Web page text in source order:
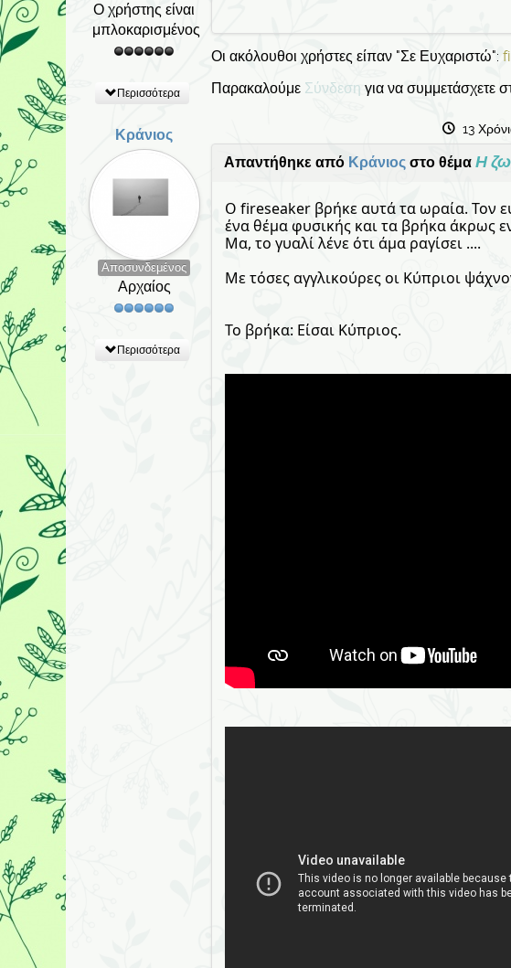
Ο χρήστης είναι
μπλοκαρισμένος
Περισσότερα
Οι ακόλουθοι χρήστες είπαν "Σε Ευχαριστώ":
Παρακαλούμε Σύνδεση για να συμμετάσχετε
Κράνιος
Αποσυνδεμένος
Αρχαίος
Περισσότερα
13
Απαντήθηκε από Κράνιος στο θέμαΗ
Ο fireseaker βρήκε αυτά τα ωραία. Τον
ένα θέμα φυσικής και τα βρήκα άκρως
Μα, το γυαλί λένε ότι άμα ραγίσει ....
Με τόσες αγγλικούρες οι Κύπριοι
Το βρήκα: Είσαι Κύπριος.